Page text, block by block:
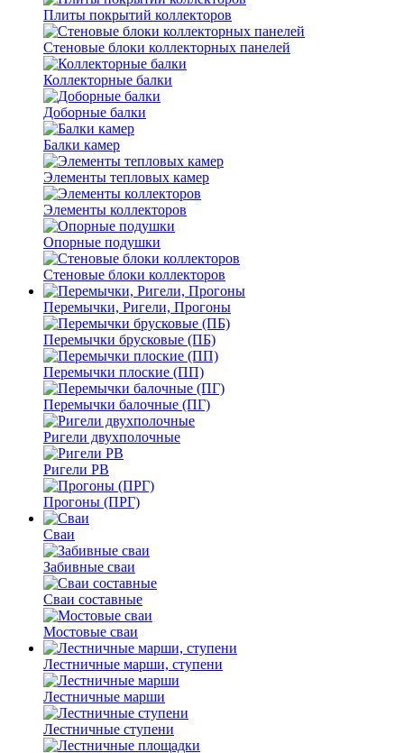
Плиты покрытий коллекторов
Стеновые блоки коллекторных панелей
Коллекторные балки
Доборные балки
Балки камер
Элементы тепловых камер
Элементы коллекторов
Опорные подушки
Стеновые блоки коллекторов
Перемычки, Ригели, Прогоны
Перемычки брусковые (ПБ)
Перемычки плоские (ПП)
Перемычки балочные (ПГ)
Ригели двухполочные
Ригели РВ
Прогоны (ПРГ)
Сваи
Забивные сваи
Сваи составные
Мостовые сваи
Лестничные марши, ступени
Лестничные марши
Лестничные ступени